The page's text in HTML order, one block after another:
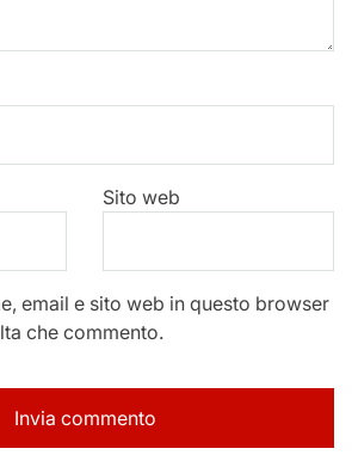
Sito web
email e sito web in questo browser
che commento.